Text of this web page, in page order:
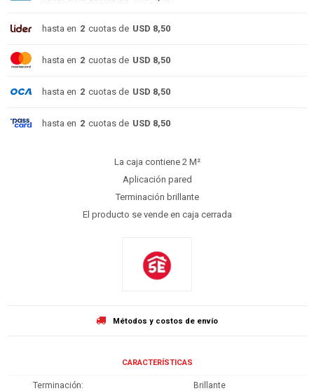
hasta en 2 cuotas de USD 8,50
hasta en 2 cuotas de USD 8,50
hasta en 2 cuotas de USD 8,50
hasta en 2 cuotas de USD 8,50
La caja contiene 2 M²
Aplicación pared
Terminación brillante
El producto se vende en caja cerrada
Métodos y costos de envío
CARACTERÍSTICAS
Terminación Brillante